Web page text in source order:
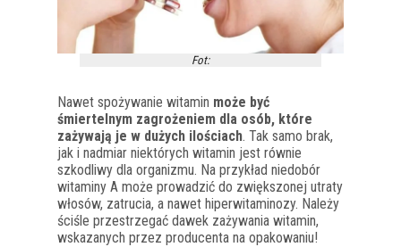
Fot:
Nawet spożywanie witamin może być
śmiertelnym zagrożeniem dla osób, które
zażywają je w dużych ilościach. Tak samo brak,
jak i nadmiar niektórych witamin jest równie
szkodliwy dla organizmu. Na przykład niedobór
witaminy A może prowadzić do zwiększonej utraty
włosów, zatrucia, a nawet hiperwitaminozy. Należy
ściśle przestrzegać dawek zażywania witamin,
wskazanych przez producenta na opakowaniu!